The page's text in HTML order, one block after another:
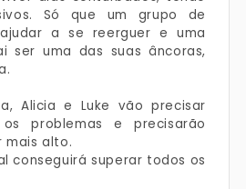
Só que um grupo de
a se reerguer e uma
ser uma das suas âncoras,
Alicia e Luke vão precisar
problemas e precisarão
mais alto.
conseguirá superar todos os